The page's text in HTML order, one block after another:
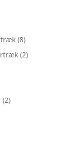
(8)
(2)
(2)